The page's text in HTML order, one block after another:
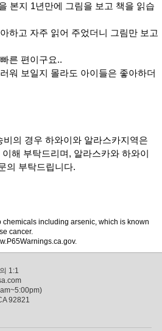
본지 1년만에 그림을 보고 책을 읽습
하고 자주 읽어 주었더니 그림만 보고
른 편이구요..
워 보일지 몰라도 아이들은 좋아하더
의 경우 하와이와 알라스카지역은
해 부탁드리며, 알라스카와 하와이
의 부탁드립니다.
chemicals including arsenic, which is known
cancer.
1:1
92821